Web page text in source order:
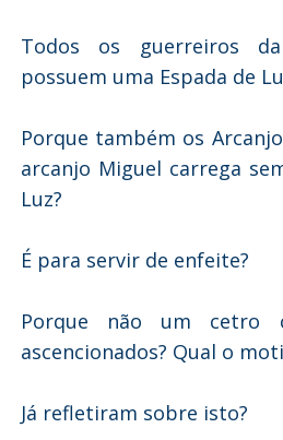
Todos os guerreiros
possuem uma Espada de
Porque também os
arcanjo Miguel carrega
Luz?
É para servir de enfeite?
Porque não um cetro
ascencionados? Qual o
Já refletiram sobre isto?